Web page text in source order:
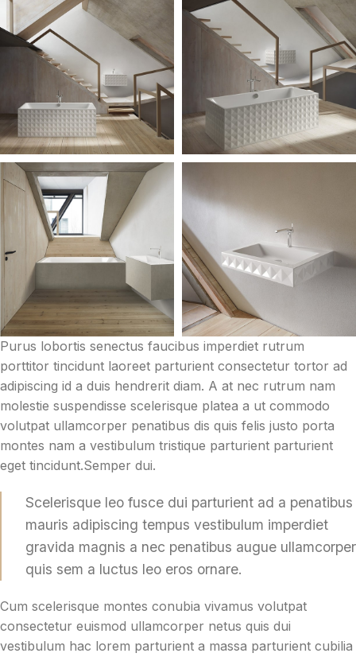
Purus lobortis senectus faucibus imperdiet rutrum
porttitor tincidunt laoreet parturient consectetur tortor ad
adipiscing id a duis hendrerit diam. A at nec rutrum nam
molestie suspendisse scelerisque platea a ut commodo
volutpat ullamcorper penatibus dis quis felis justo porta
montes nam a vestibulum tristique parturient parturient
eget tincidunt.Semper dui.
Scelerisque leo fusce dui parturient ad a penatibus
mauris adipiscing tempus vestibulum imperdiet
gravida magnis a nec penatibus augue ullamcorper
quis sem a luctus leo eros ornare.
Cum scelerisque montes conubia vivamus volutpat
consectetur euismod ullamcorper netus quis dui
vestibulum hac lorem parturient a massa parturient cubilia